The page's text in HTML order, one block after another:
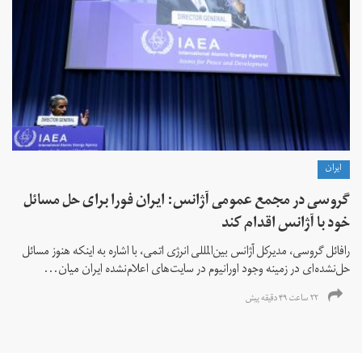
ايران
گروسی در مجمع عمومی آژانس: ایران فورا برای حل مسائل
خود با آژانس اقدام کند
رافائل گروسی، مدیرکل آژانس بین‌المللی انرژی اتمی، با اشاره به اینکه هنوز مسائل
حل‌نشده‌ای در زمینه وجود اورانیوم در سایت‌های اعلام‌نشده ایران میان...
۲۲ ساعت ۴۹ دقیقه پیش